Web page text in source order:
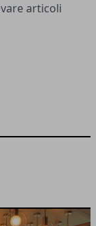
articoli